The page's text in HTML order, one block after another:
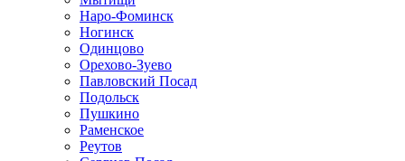
Наро-Фоминск
Ногинск
Одинцово
Орехово-Зуево
Павловский Посад
Подольск
Пушкино
Раменское
Реутов